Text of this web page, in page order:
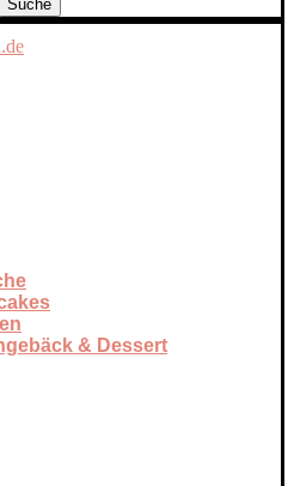
Suche
& Dessert